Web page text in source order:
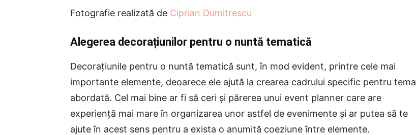
Fotografie realizată de Ciprian Dumitrescu
Alegerea decorațiunilor pentru o nuntă tematică
Decorațiunile pentru o nuntă tematică sunt, în mod evident, printre cele mai
importante elemente, deoarece ele ajută la crearea cadrului specific pentru tema
abordată. Cel mai bine ar fi să ceri și părerea unui event planner care are
experiență mai mare în organizarea unor astfel de evenimente și ar putea să te
ajute în acest sens pentru a exista o anumită coeziune între elemente.